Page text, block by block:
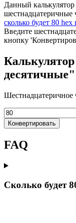
Данный
шестнадцатеричные
сколько будет 80
Введите
кнопку
десятичные"
Шестнадцатеричное
Конвертировать
FAQ
Сколько будет